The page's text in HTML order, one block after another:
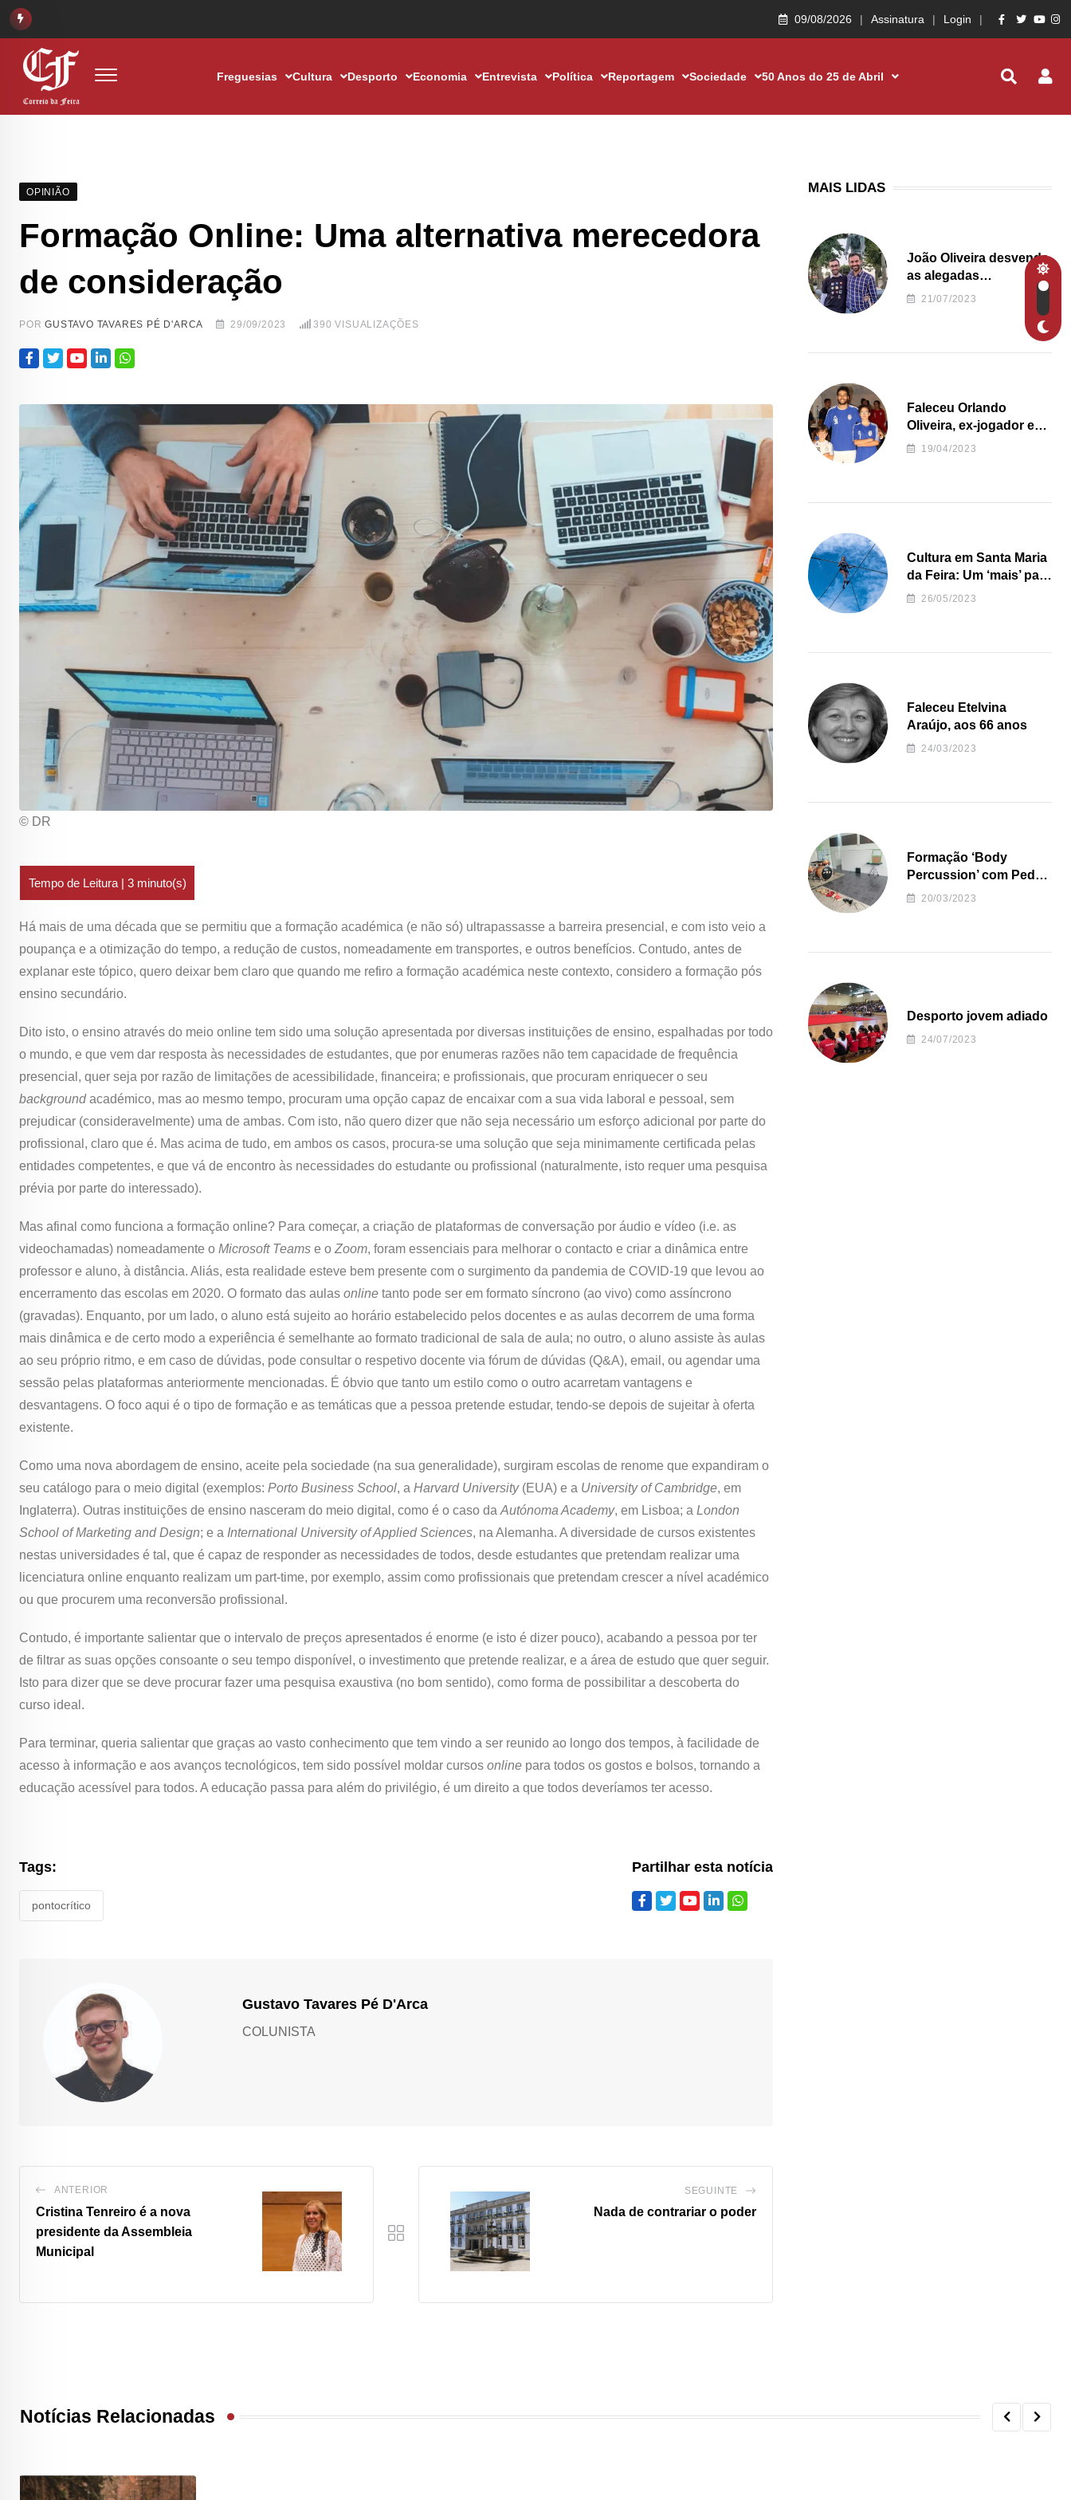
09/08/2026 Assinatura Login
Freguesias Cultura Desporto Economia Entrevista Política Reportagem Sociedade 50 Anos do 25 de Abril
OPINIÃO
Formação Online: Uma alternativa merecedora
de consideração
PORGUSTAVO TAVARES PÉ D'ARCA 29/09/2023 390 VISUALIZAÇÕES
© DR
Há mais de uma década que se permitiu que a formação académica (e não só) ultrapassasse a barreira presencial, e com isto veio a
poupança e a otimização do tempo, a redução de custos, nomeadamente em transportes, e outros benefícios. Contudo, antes de
explanar este tópico, quero deixar bem claro que quando me refiro a formação académica neste contexto, considero a formação pós
ensino secundário.
Dito isto, o ensino através do meio online tem sido uma solução apresentada por diversas instituições de ensino, espalhadas por todo
o mundo, e que vem dar resposta às necessidades de estudantes, que por enumeras razões não tem capacidade de frequência
presencial, quer seja por razão de limitações de acessibilidade, financeira; e profissionais, que procuram enriquecer o seu
background académico, mas ao mesmo tempo, procuram uma opção capaz de encaixar com a sua vida laboral e pessoal, sem
prejudicar (consideravelmente) uma de ambas. Com isto, não quero dizer que não seja necessário um esforço adicional por parte do
profissional, claro que é. Mas acima de tudo, em ambos os casos, procura-se uma solução que seja minimamente certificada pelas
entidades competentes, e que vá de encontro às necessidades do estudante ou profissional (naturalmente, isto requer uma pesquisa
prévia por parte do interessado).
Mas afinal como funciona a formação online? Para começar, a criação de plataformas de conversação por áudio e vídeo (i.e. as
videochamadas) nomeadamente o Microsoft Teams e oZoom, foram essenciais para melhorar o contacto e criar a dinâmica entre
professor e aluno, à distância. Aliás, esta realidade esteve bem presente com o surgimento da pandemia de COVID-19 que levou ao
encerramento das escolas em 2020. O formato das aulas online tanto pode ser em formato síncrono (ao vivo) como assíncrono
(gravadas). Enquanto, por um lado, o aluno está sujeito ao horário estabelecido pelos docentes e as aulas decorrem de uma forma
mais dinâmica e de certo modo a experiência é semelhante ao formato tradicional de sala de aula; no outro, o aluno assiste às aulas
ao seu próprio ritmo, e em caso de dúvidas, pode consultar o respetivo docente via fórum de dúvidas (Q&A), email, ou agendar uma
sessão pelas plataformas anteriormente mencionadas. É óbvio que tanto um estilo como o outro acarretam vantagens e
desvantagens. O foco aqui é o tipo de formação e as temáticas que a pessoa pretende estudar, tendo-se depois de sujeitar à oferta
existente.
Como uma nova abordagem de ensino, aceite pela sociedade (na sua generalidade), surgiram escolas de renome que expandiram o
seu catálogo para o meio digital (exemplos: Porto Business School, a Harvard University(EUA) e a University of Cambridge, em
Inglaterra). Outras instituições de ensino nasceram do meio digital, como é o caso daAutónoma Academy, em Lisboa; a London
School of Marketing and Design; e a International University of Applied Sciences, na Alemanha. A diversidade de cursos existentes
nestas universidades é tal, que é capaz de responder as necessidades de todos, desde estudantes que pretendam realizar uma
licenciatura online enquanto realizam um part-time, por exemplo, assim como profissionais que pretendam crescer a nível académico
ou que procurem uma reconversão profissional.
Contudo, é importante salientar que o intervalo de preços apresentados é enorme (e isto é dizer pouco), acabando a pessoa por ter
de filtrar as suas opções consoante o seu tempo disponível, o investimento que pretende realizar, e a área de estudo que quer seguir.
Isto para dizer que se deve procurar fazer uma pesquisa exaustiva (no bom sentido), como forma de possibilitar a descoberta do
curso ideal.
Para terminar, queria salientar que graças ao vasto conhecimento que tem vindo a ser reunido ao longo dos tempos, à facilidade de
acesso à informação e aos avanços tecnológicos, tem sido possível moldar cursos online para todos os gostos e bolsos, tornando a
educação acessível para todos. A educação passa para além do privilégio, é um direito a que todos deveríamos ter acesso.
Tags:
pontocrítico
Partilhar esta notícia
Gustavo Tavares Pé D'Arca
COLUNISTA
ANTERIOR
Cristina Tenreiro é a nova
presidente da Assembleia
Municipal
SEGUINTE
Nada de contrariar o poder
MAIS LIDAS
João Oliveira desvenda
as alegadas
irregularidades da
Junta de Freguesia S.
21/07/2023
Faleceu Orlando
Oliveira, ex-jogador e
treinador da formação
19/04/2023
Cultura em Santa Maria
da Feira: Um ‘mais’ para
o Concelho
26/05/2023
Faleceu Etelvina
Araújo, aos 66 anos
24/03/2023
Formação ‘Body
Percussion’ com Pedro
Almeida
20/03/2023
Desporto jovem adiado
24/07/2023
Notícias Relacionadas